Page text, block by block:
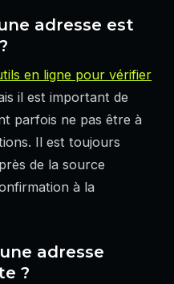
adresse est
en ligne pour vérifier
il est important de
parfois ne pas être à
Il est toujours
de la source
à la
adresse
?